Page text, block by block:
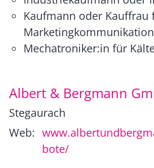
Kaufmann oder Kauffrau
Marketingkommunikation
Mechatroniker:in für
Albert & Bergmann
Stegaurach
Web:
bote/